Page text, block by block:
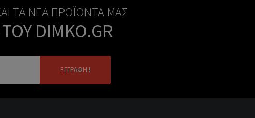
ΤΑ ΝΈΑ ΠΡΟΪΌΝΤΑ ΜΑΣ
DIMKO.GR
ΕΓΓΡΑΦΉ !